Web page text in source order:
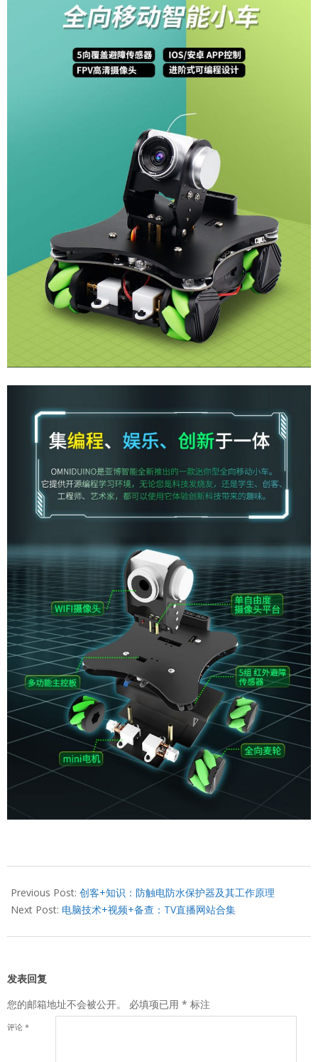
06-
12
Previous Post: 创客+知识：防触电防水保护器及其工作原理
Next Post: 电脑技术+视频+备查：TV直播网站合集
发表回复
您的邮箱地址不会被公开。
必填项已用 * 标注
评论 *